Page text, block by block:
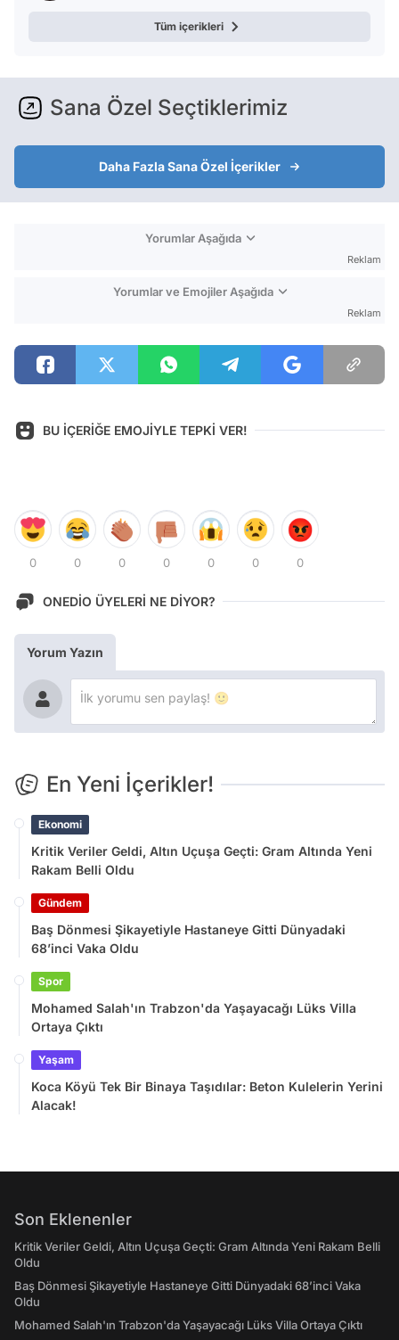
Tüm içerikleri
Sana Özel Seçtiklerimiz
Daha Fazla Sana Özel İçerikler
Yorumlar Aşağıda
Reklam
Yorumlar ve Emojiler Aşağıda
Reklam
BU İÇERİĞE EMOJİYLE TEPKİ VER!
0 0 0 0 0 0 0
ONEDİO ÜYELERİ NE DİYOR?
Yorum Yazın
En Yeni İçerikler!
Ekonomi
Kritik Veriler Geldi, Altın Uçuşa Geçti: Gram Altında Yeni
Rakam Belli Oldu
Gündem
Baş Dönmesi Şikayetiyle Hastaneye Gitti Dünyadaki
68’inci Vaka Oldu
Spor
Mohamed Salah'ın Trabzon'da Yaşayacağı Lüks Villa
Ortaya Çıktı
Yaşam
Koca Köyü Tek Bir Binaya Taşıdılar: Beton Kulelerin Yerini
Alacak!
Son Eklenenler
Kritik Veriler Geldi, Altın Uçuşa Geçti: Gram Altında Yeni Rakam Belli
Oldu
Baş Dönmesi Şikayetiyle Hastaneye Gitti Dünyadaki 68’inci Vaka
Oldu
Mohamed Salah'ın Trabzon'da Yaşayacağı Lüks Villa Ortaya Çıktı